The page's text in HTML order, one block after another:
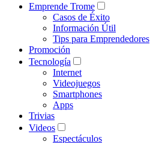
Emprende Trome
Casos de Éxito
Información Útil
Tips para Emprendedores
Promoción
Tecnología
Internet
Videojuegos
Smartphones
Apps
Trivias
Videos
Espectáculos